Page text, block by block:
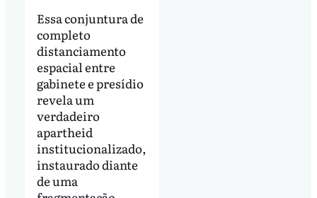
Essa conjuntura de
completo
distanciamento
espacial entre
gabinete e presídio
revela um
verdadeiro
apartheid
institucionalizado,
instaurado diante
de uma